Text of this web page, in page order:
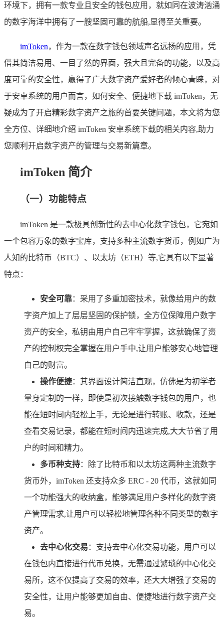
环境下，拥有一款专业且安全的钱包应用，就如同在波涛汹涌
的数字海洋中拥有了一艘坚固可靠的航船,显得至关重要。
imToken，作为一款在数字钱包领域声名远扬的应用，凭
借其简洁易用、一目了然的界面，强大且完备的功能，以及高
度可靠的安全性，赢得了广大数字资产爱好者的倾心青睐，对
于安卓系统的用户而言，如何安全、便捷地下载 imToken，无
疑成为了开启精彩数字资产之旅的首要关键问题，本文将为您
全方位、详细地介绍 imToken 安卓系统下载的相关内容,助力
您顺利开启数字资产的管理与交易新篇章。
imToken 简介
（一）功能特点
imToken 是一款极具创新性的去中心化数字钱包，它宛如
一个包容万象的数字宝库，支持多种主流数字货币，例如广为
人知的比特币（BTC）、以太坊（ETH）等,它具有以下显著
特点：
安全可靠：采用了多重加密技术，就像给用户的数
字资产加上了层层坚固的保护锁，全方位保障用户数字
资产的安全，私钥由用户自己牢牢掌握，这就确保了资
产的控制权完全掌握在用户手中,让用户能够安心地管理
自己的财富。
操作便捷：其界面设计简洁直观，仿佛是为初学者
量身定制的一样，即使是初次接触数字钱包的用户，也
能在短时间内轻松上手，无论是进行转账、收款，还是
查看交易记录，都能在短时间内迅速完成,大大节省了用
户的时间和精力。
多币种支持：除了比特币和以太坊这两种主流数字
货币外，imToken 还支持众多 ERC - 20 代币，这就如同
一个功能强大的收纳盒，能够满足用户多样化的数字资
产管理需求,让用户可以轻松地管理各种不同类型的数字
资产。
去中心化交易 ：支持去中心化交易功能，用户可以
在钱包内直接进行代币兑换，无需通过繁琐的中心化交
易所，这不仅提高了交易的效率，还大大增强了交易的
安全性，让用户能够更加自由、便捷地进行数字资产交
易。